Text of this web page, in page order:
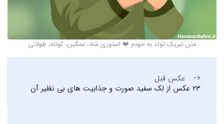
متن تبریک تولد به خودم ❤️ استوری شاد، غمگین، کوتاه، طولانی
عکس قبل
23 عکس از لک سفید صورت و جذابیت های بی نظیر آن